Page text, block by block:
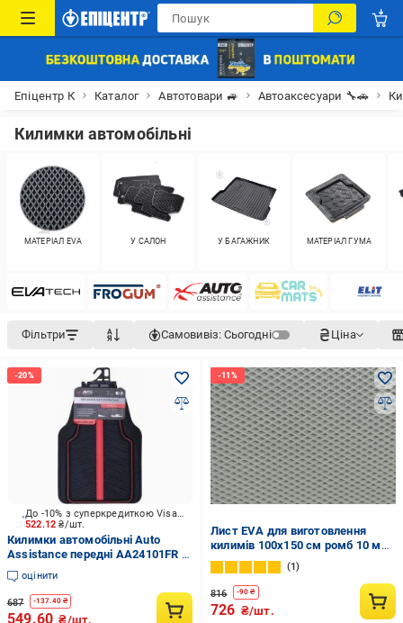
Епіцентр К Каталог Автотовари 🚙 Автоаксесуари 🔧🚗
Килимки автомобільні
МАТЕРІАЛ EVA У САЛОН У БАГАЖНИК МАТЕРІАЛ ГУМА
Фільтри Самовивіз: Сьогодні Ціна
522.12₴/шт.
До -10% з суперкредиткою Visa Вигода
Килимки автомобільні Auto
Assistance передні AA24101FR 2
шт. чорний/червоний
універсальні
оцінити
687 -137.40 ₴
549.60 ₴/шт.
Лист EVA для виготовлення
килимів 100х150 см ромб 10 мм
Світло-сірий (10182888)
1
816 -90 ₴
726 ₴/шт.